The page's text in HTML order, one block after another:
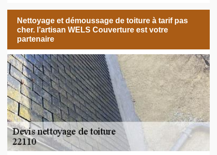
Nettoyage et démoussage de toiture à tarif pas
cher. l’artisan WELS Couverture est votre
partenaire